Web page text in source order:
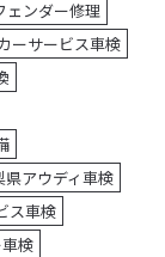
ェンダー修理
ーサービス車検
県アウディ車検
ス車検
検